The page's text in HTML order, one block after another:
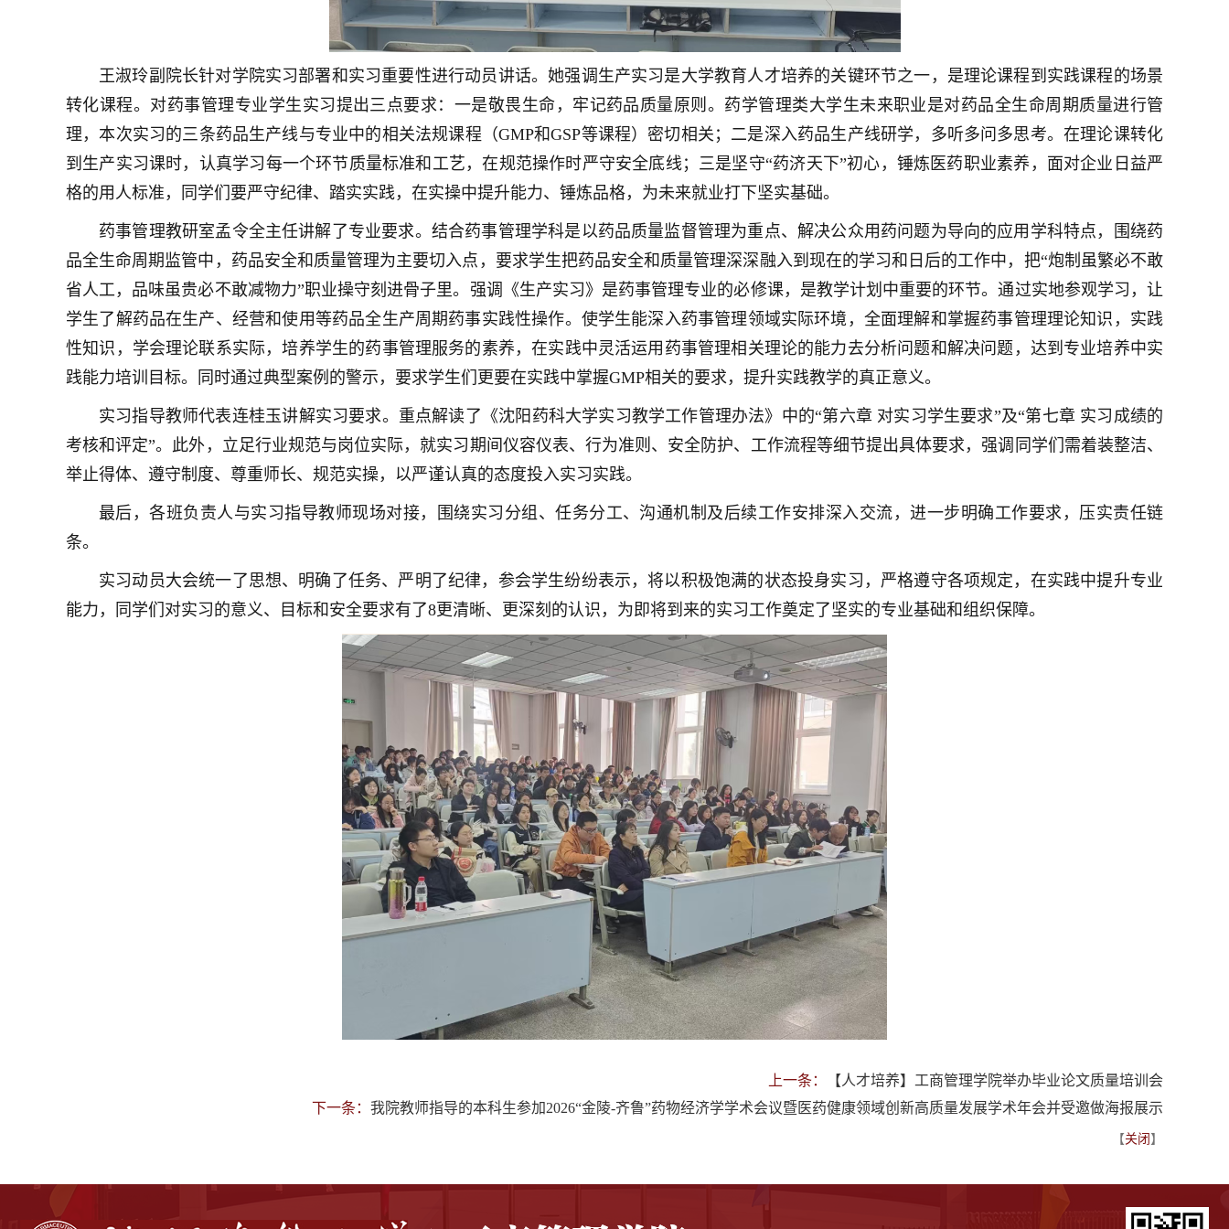
王淑玲副院长针对学院实习部署和实习重要性进行动员讲话。她强调生产实习是大学教育人才培养的关键环节之一，是理论课程到实践课程的场景
转化课程。对药事管理专业学生实习提出三点要求：一是敬畏生命，牢记药品质量原则。药学管理类大学生未来职业是对药品全生命周期质量进行管
理，本次实习的三条药品生产线与专业中的相关法规课程（GMP和GSP等课程）密切相关；二是深入药品生产线研学，多听多问多思考。在理论课转化
到生产实习课时，认真学习每一个环节质量标准和工艺，在规范操作时严守安全底线；三是坚守“药济天下”初心，锤炼医药职业素养，面对企业日益严
格的用人标准，同学们要严守纪律、踏实实践，在实操中提升能力、锤炼品格，为未来就业打下坚实基础。
药事管理教研室孟令全主任讲解了专业要求。结合药事管理学科是以药品质量监督管理为重点、解决公众用药问题为导向的应用学科特点，围绕药
品全生命周期监管中，药品安全和质量管理为主要切入点，要求学生把药品安全和质量管理深深融入到现在的学习和日后的工作中，把“炮制虽繁必不敢
省人工，品味虽贵必不敢减物力”职业操守刻进骨子里。强调《生产实习》是药事管理专业的必修课，是教学计划中重要的环节。通过实地参观学习，让
学生了解药品在生产、经营和使用等药品全生产周期药事实践性操作。使学生能深入药事管理领域实际环境，全面理解和掌握药事管理理论知识，实践
性知识，学会理论联系实际，培养学生的药事管理服务的素养，在实践中灵活运用药事管理相关理论的能力去分析问题和解决问题，达到专业培养中实
践能力培训目标。同时通过典型案例的警示，要求学生们更要在实践中掌握GMP相关的要求，提升实践教学的真正意义。
实习指导教师代表连桂玉讲解实习要求。重点解读了《沈阳药科大学实习教学工作管理办法》中的“第六章 对实习学生要求”及“第七章 实习成绩的
考核和评定”。此外，立足行业规范与岗位实际，就实习期间仪容仪表、行为准则、安全防护、工作流程等细节提出具体要求，强调同学们需着装整洁、
举止得体、遵守制度、尊重师长、规范实操，以严谨认真的态度投入实习实践。
最后，各班负责人与实习指导教师现场对接，围绕实习分组、任务分工、沟通机制及后续工作安排深入交流，进一步明确工作要求，压实责任链
条。
实习动员大会统一了思想、明确了任务、严明了纪律，参会学生纷纷表示，将以积极饱满的状态投身实习，严格遵守各项规定，在实践中提升专业
能力，同学们对实习的意义、目标和安全要求有了8更清晰、更深刻的认识，为即将到来的实习工作奠定了坚实的专业基础和组织保障。
上一条：
【人才培养】工商管理学院举办毕业论文质量培训会
下一条： 我院教师指导的本科生参加2026“金陵-齐鲁”药物经济学学术会议暨医药健康领域创新高质量发展学术年会并受邀做海报展示
【关闭 】